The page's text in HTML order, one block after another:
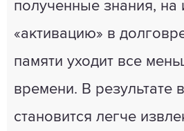
полученные знания, на
«активацию» в
памяти уходит все
времени. В результате
становится легче